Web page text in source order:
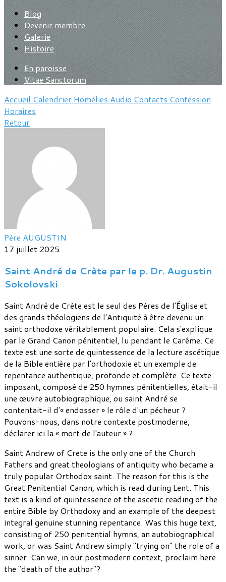
Blog
Devenir membre
Galerie
Histoire
En paroisse
Vitae Sanctorum
Accueil Calendrier Homélies Audio Contacts Confession
Horaires
Retour
Père AUGUSTIN
17 juillet 2025
Saint André de Crète par le p. Dr. Augustin
Sokolovski
Saint André de Crète est le seul des Pères de l'Église et
des grands théologiens de l'Antiquité à être devenu un
saint orthodoxe véritablement populaire. Cela s'explique
par le Grand Canon pénitentiel, lu pendant le Carême. Ce
texte est une sorte de quintessence de la lecture ascétique
de la Bible entière par l'orthodoxie et un exemple de
repentance authentique, profonde et complète. Ce texte
imposant, composé de 250 hymnes pénitentielles, était-il
une œuvre autobiographique, ou saint André se
contentait-il d'« endosser » le rôle d'un pécheur ?
Pouvons-nous, dans notre contexte postmoderne,
déclarer ici la « mort de l'auteur » ?
Saint Andrew of Crete is the only one of the Church
Fathers and great theologians of antiquity who became a
truly popular Orthodox saint. The reason for this is the
Great Penitential Canon, which is read during Lent. This
text is a kind of quintessence of the ascetic reading of the
entire Bible by Orthodoxy and an example of the deepest
integral genuine stunning repentance. Was this huge text,
consisting of 250 penitential hymns, an autobiographical
work, or was Saint Andrew simply "trying on" the role of a
sinner. Can we, in our postmodern context, proclaim here
the "death of the author"?